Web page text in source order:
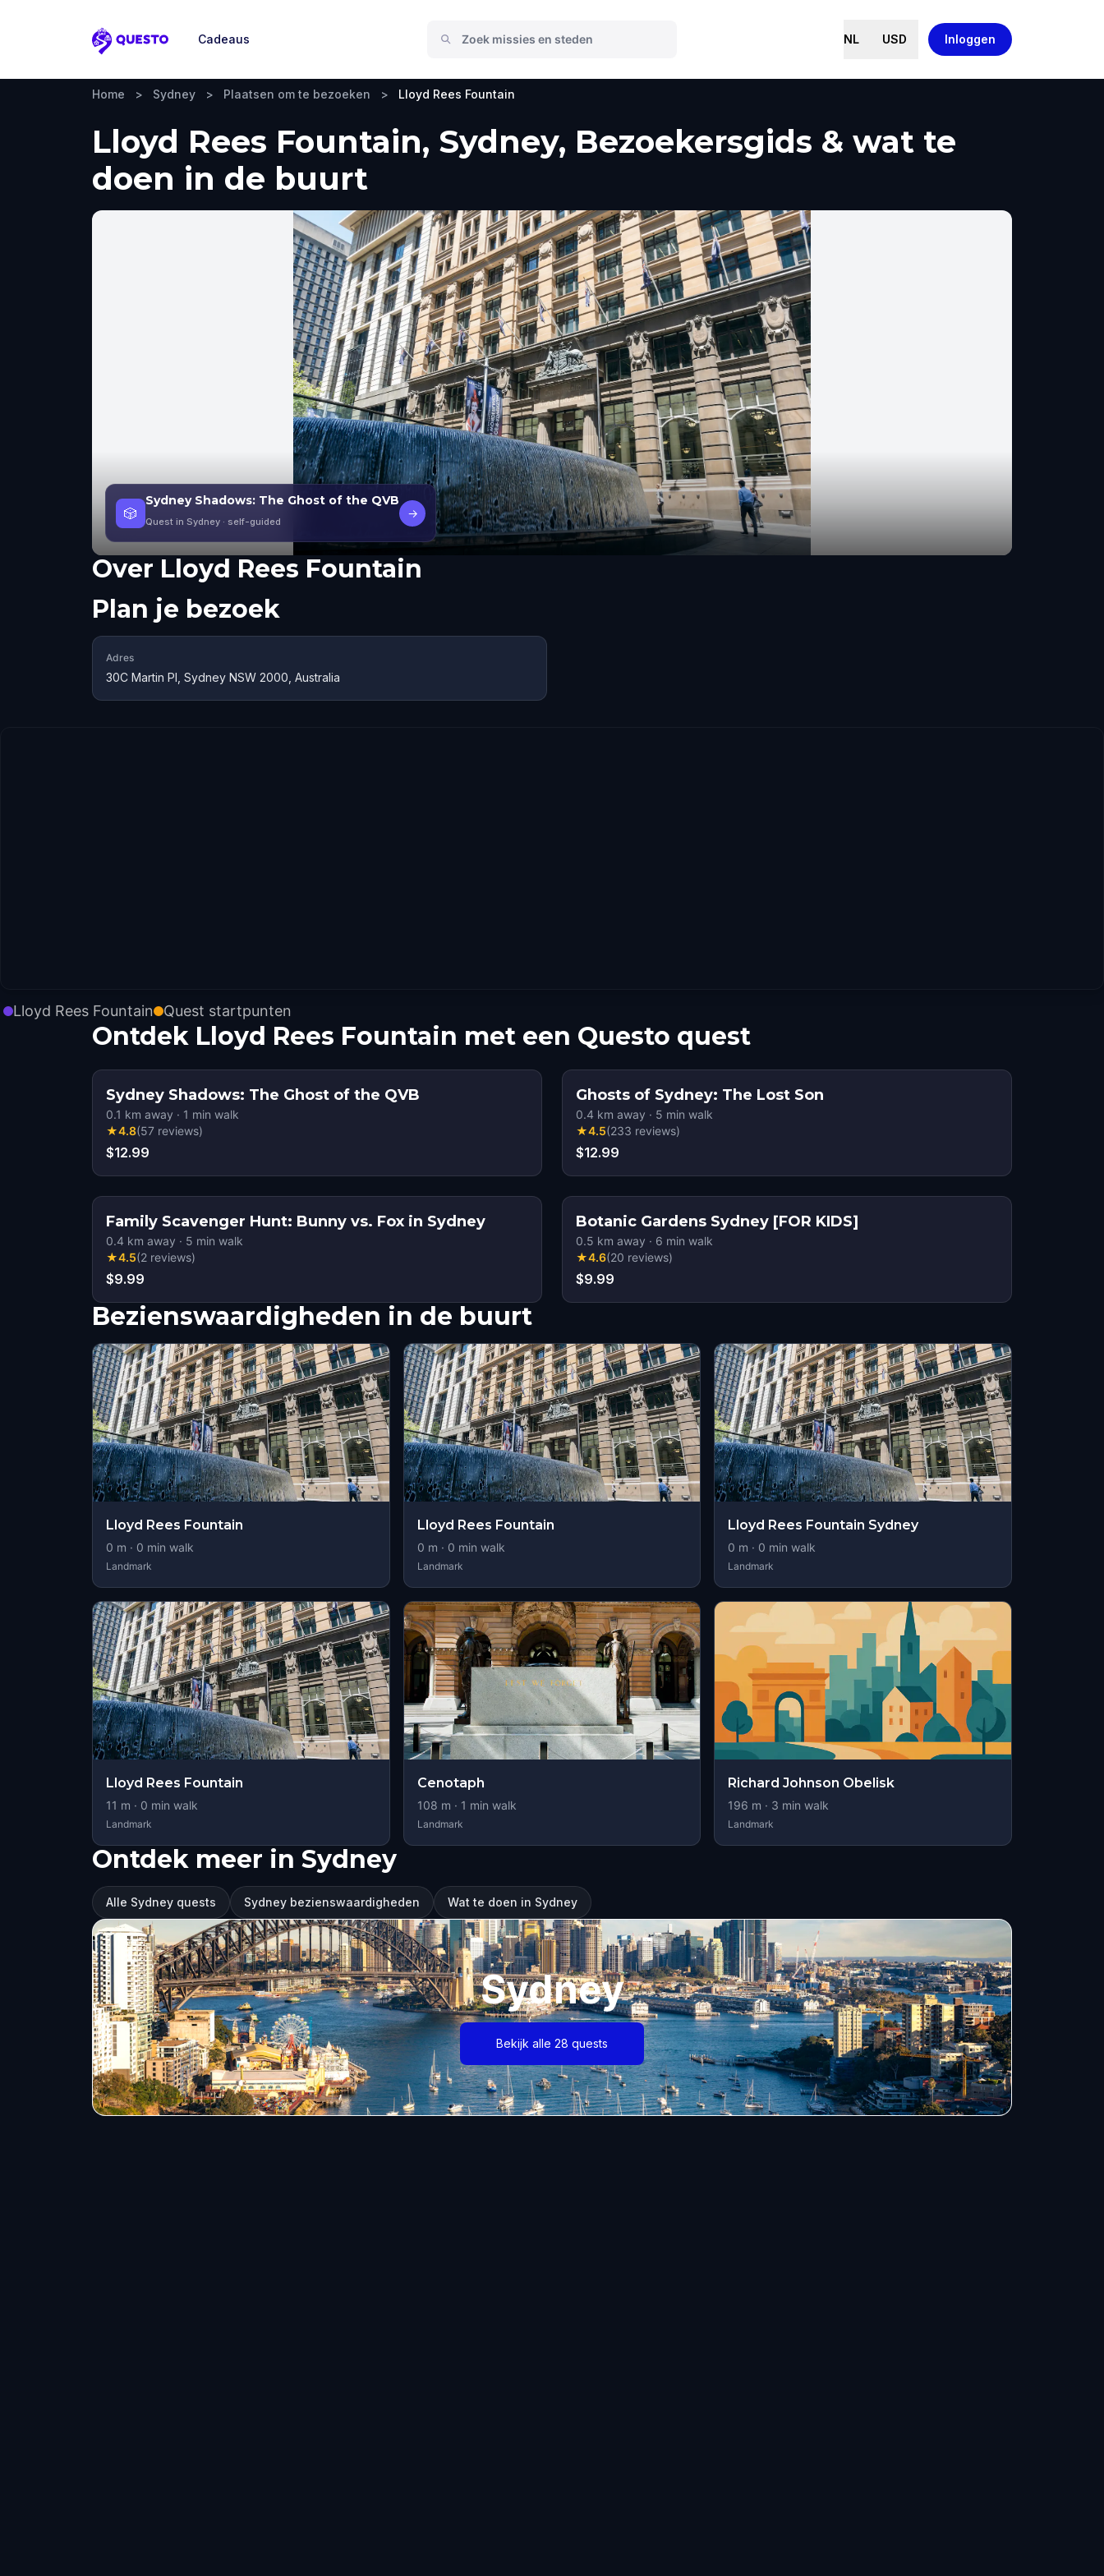
Questo
Cadeaus NL USD Inloggen
Home > Sydney > Plaatsen om te bezoeken > Lloyd Rees Fountain
Lloyd Rees Fountain, Sydney, Bezoekersgids & wat te
doen in de buurt
🎲
Sydney Shadows: The Ghost of the QVB
Quest in Sydney · self-guided
→
Over Lloyd Rees Fountain
Plan je bezoek
Adres
30C Martin Pl, Sydney NSW 2000, Australia
Lloyd Rees Fountain Quest startpunten
Ontdek Lloyd Rees Fountain met een Questo quest
Sydney Shadows: The Ghost of the QVB
0.1 km away · 1 min walk
★4.8(57 reviews)
$12.99
Ghosts of Sydney: The Lost Son
0.4 km away · 5 min walk
★4.5(233 reviews)
$12.99
Family Scavenger Hunt: Bunny vs. Fox in Sydney
0.4 km away · 5 min walk
★4.5(2 reviews)
$9.99
Botanic Gardens Sydney [FOR KIDS]
0.5 km away · 6 min walk
★4.6(20 reviews)
$9.99
Bezienswaardigheden in de buurt
Lloyd Rees Fountain
0 m · 0 min walk
Landmark
Lloyd Rees Fountain
0 m · 0 min walk
Landmark
Lloyd Rees Fountain Sydney
0 m · 0 min walk
Landmark
Lloyd Rees Fountain
11 m · 0 min walk
Landmark
Cenotaph
108 m · 1 min walk
Landmark
Richard Johnson Obelisk
196 m · 3 min walk
Landmark
Ontdek meer in Sydney
Alle Sydney quests Sydney bezienswaardigheden Wat te doen in Sydney
Sydney
Bekijk alle 28 quests